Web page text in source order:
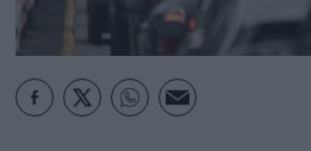
ΤΑΥΤΟΤΗΤΑ